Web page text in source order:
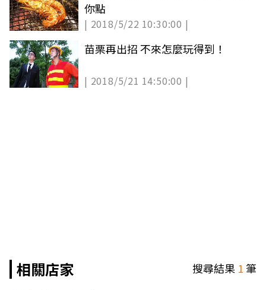
你點
| 2018/5/22 10:30:00 |
苗栗再出招 不來怎麼玩得到！
| 2018/5/21 14:50:00 |
相關店家 搜尋結果 1筆